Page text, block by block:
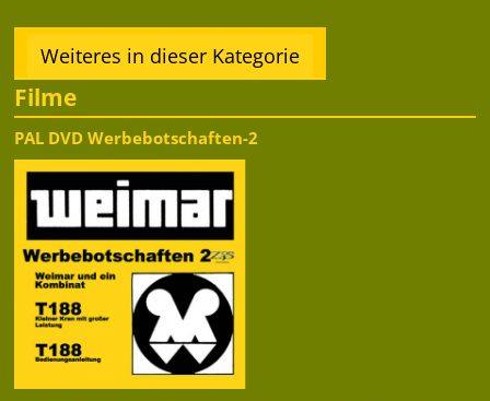
Weiteres in dieser Kategorie
Filme
PAL DVD Werbebotschaften-2